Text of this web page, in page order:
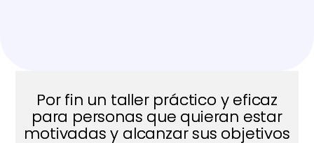
Por fin un taller práctico y eficaz
para personas que quieran estar
motivadas y alcanzar sus objetivos